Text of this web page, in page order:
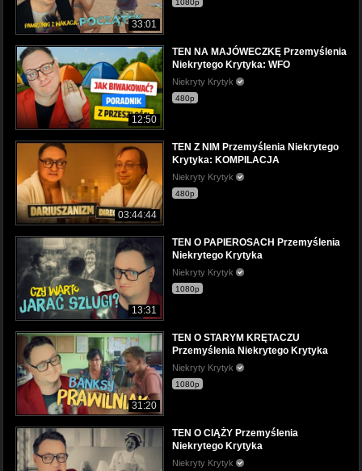
33:01
1080p
12:50
TEN NA MAJÓWECZKĘ Przemyślenia
Niekrytego Krytyka: WFO
Niekryty Krytyk
480p
03:44:44
TEN Z NIM Przemyślenia Niekrytego
Krytyka: KOMPILACJA
Niekryty Krytyk
480p
13:31
TEN O PAPIEROSACH Przemyślenia
Niekrytego Krytyka
Niekryty Krytyk
1080p
31:20
TEN O STARYM KRĘTACZU
Przemyślenia Niekrytego Krytyka
Niekryty Krytyk
1080p
TEN O CIĄŻY Przemyślenia
Niekrytego Krytyka
Niekryty Krytyk